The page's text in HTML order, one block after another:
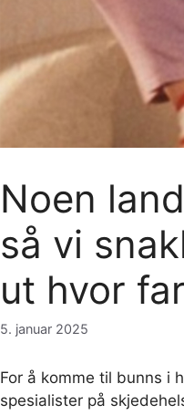
Noen
så vi
ut hvor
5. januar 2025
For å komme til bunns i
spesialister på